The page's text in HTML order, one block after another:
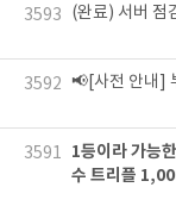
3593 (완료) 서버 점
3592 📢[사전 안내]
3591
1등이라 가능
수 트리플